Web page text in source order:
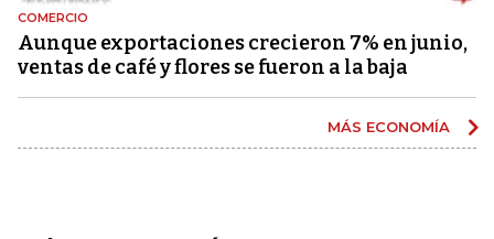
COMERCIO
Aunque exportaciones crecieron 7% en junio,
ventas de café y flores se fueron a la baja
MÁS ECONOMÍA